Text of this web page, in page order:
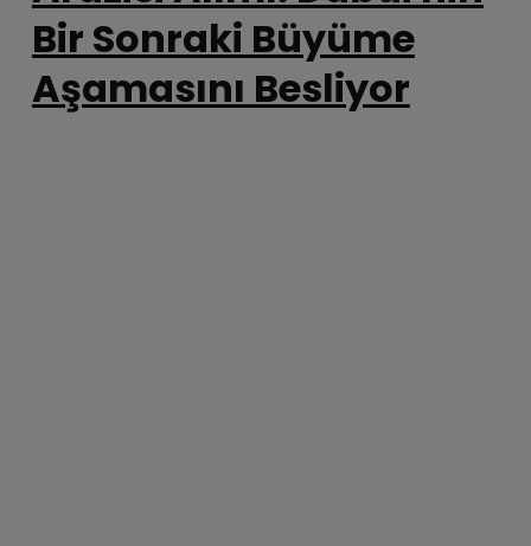
Bir Sonraki Büyüme
Aşamasını Besliyor